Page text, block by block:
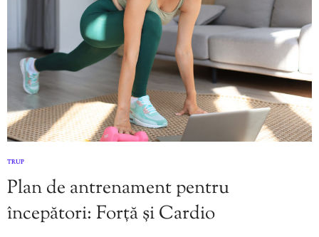
TRUP
Plan de antrenament pentru
începători: Forță și Cardio